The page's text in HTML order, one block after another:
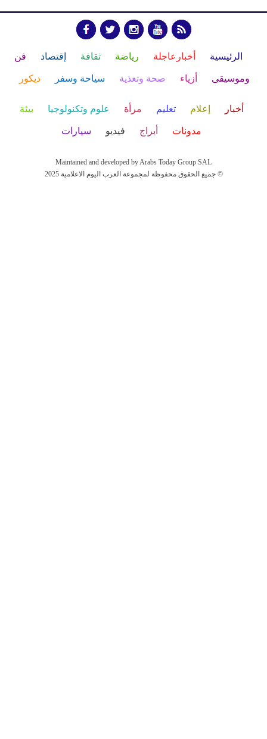
الرئيسية أخبارعاجلة رياضة ثقافة إقتصاد فن
وموسيقى أزياء صحة وتغذية سياحة وسفر ديكور
أخبار إعلام تعليم مرأة علوم وتكنولوجيا بيئة
مدونات أبراج فيديو سيارات
Maintained and developed by Arabs Today Group SAL
جميع الحقوق محفوظة لمجموعة العرب اليوم الاعلامية 2025 ©